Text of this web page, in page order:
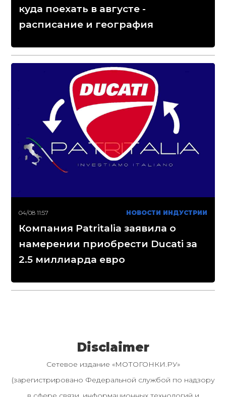
куда поехать в августе -
расписание и география
04/08 11:57 НОВОСТИ ИНДУСТРИИ
Компания Patritalia заявила о
намерении приобрести Ducati за
2.5 миллиарда евро
Disclaimer
Сетевое издание «МОТОГОНКИ.РУ»
(зарегистрировано Федеральной службой по надзору